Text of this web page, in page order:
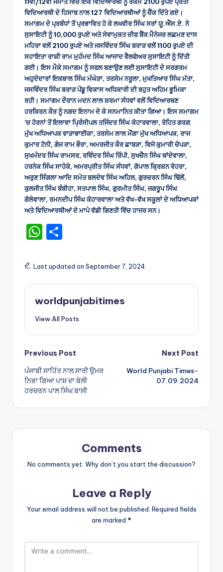
ਵਿਦਿਆਰਥੀ ਦੇ ਹਿਸਾਬ ਨਾਲ 127 ਵਿਦਿਆਰਥੀਆਂ ਨੂੰ ਚੈੱਕ ਦਿੱਤੇ ਗਏ।
ਸਮਾਗਮ ਦੇ ਪ੍ਰਬੰਧਾਂ ਤੋਂ ਪ੍ਰਭਾਵਿਤ ਹੋ ਕੇ ਲਖਵੀਰ ਸਿੰਘ ਸਰਾਂ ਯੂ.ਐੱਸ.ਏ. ਨੇ
ਸੁਸਾਇਟੀ ਨੂੰ 10,000 ਰੁਪਏ ਅਤੇ ਸੇਵਾਮੁਕਤ ਚੀਫ ਬੈਂਕ ਮੈਨੇਜਰ ਲਛਮਣ ਦਾਸ
ਮਹਿਰਾ ਵਲੋਂ 2100 ਰੁਪਏ ਅਤੇ ਜਸਵਿੰਦਰ ਸਿੰਘ ਬਰਾੜ ਵਲੋਂ 1100 ਰੁਪਏ ਦੀ
ਸਹਾਇਤਾ ਰਾਸ਼ੀ ਰਾਮ ਮੁਹੰਮਦ ਸਿੰਘ ਆਜਾਦ ਵੈਲਫੇਅਰ ਸੁਸਾਇਟੀ ਨੂੰ ਦਿੱਤੀ
ਗਈ। ਇਸ ਮੌਕੇ ਸਮਾਗਮ ਨੂੰ ਸਫਲ ਬਣਾਉਣ ਲਈ ਸੁਸਾਇਟੀ ਦੇ ਸਰਗਰਮ
ਅਹੁਦੇਦਾਰਾਂ ਇਕਬਾਲ ਸਿੰਘ ਮੰਘੇੜਾ, ਤਰਸੇਮ ਨਰੂਲਾ, ਮੁਖਤਿਆਰ ਸਿੰਘ ਮੱਤਾ,
ਜਸਵਿੰਦਰ ਸਿੰਘ ਬਰਾੜ ਪੇਂਡੂ ਵਿਕਾਸ ਅਧਿਕਾਰੀ ਦੀ ਬਹੁਤ ਅਹਿਮ ਭੂਮਿਕਾ
ਰਹੀ। ਸਮਾਗਮ ਦੌਰਾਨ ਮਦਨ ਲਾਲ ਸ਼ਰਮਾ ਸੰਧਵਾਂ ਵਲੋਂ ਵਿਦਿਆਰਥਣ
ਹਰਕਿਰਨ ਕੌਰ ਨੂੰ ਨਗਦ ਇਨਾਮ ਦੇ ਕੇ ਸਨਮਾਨਿਤ ਕੀਤਾ ਗਿਆ। ਇਸ ਸਮਾਗਮ
’ਚ ਹੋਰਨਾਂ ਤੋਂ ਇਲਾਵਾ ਪਿ੍ਰੰਸੀਪਲ ਤਜਿੰਦਰ ਸਿੰਘ ਕੋਹਾਰਵਾਲਾ, ਰੋਹਿਤ ਗਰਗ
ਮੁੱਖ ਅਧਿਆਪਕ ਵਾੜਾਭਾਈਕਾ, ਤਰਸੇਮ ਲਾਲ ਮੌਂਗਾ ਮੁੱਖ ਅਧਿਆਪਕ, ਰਾਜ
ਕੁਮਾਰ ਟੋਨੀ, ਗੇਜ ਰਾਮ ਭੌਰਾ, ਅਮਰਜੀਤ ਕੌਰ ਛਾਬੜਾ, ਵਿਜੇ ਕੁਮਾਰੀ ਚੋਪੜਾ,
ਸੁਖਮੰਦਰ ਸਿੰਘ ਰਾਮਸਰ, ਰਵਿੰਦਰ ਸਿੰਘ ਰਿੰਪੀ, ਸੁਖਚੈਨ ਸਿੰਘ ਥਾਂਦੇਵਾਲਾ,
ਹਰਨੇਕ ਸਿੰਘ ਸਾਹੋਕੇ, ਅਮਰਪ੍ਰੀਤ ਸਿੰਘ ਸੰਧਵਾਂ, ਗੋਪਾਲ ਕਿ੍ਰਸ਼ਨ ਵੋਹਰਾ,
ਅਰੁਣ ਸਿੰਗਲਾ ਆਦਿ ਸਮੇਤ ਬਲਦੇਵ ਸਿੰਘ ਅਹਿਲ, ਗੁਰਚਰਨ ਸਿੰਘ ਢਿੱਲੋਂ,
ਕੁਲਜੀਤ ਸਿੰਘ ਬੰਬੀਹਾ, ਸਤਪਾਲ ਸਿੰਘ, ਗੁਰਮੀਤ ਸਿੰਘ, ਜਗਰੂਪ ਸਿੰਘ
ਗੋਲੇਵਾਲਾ, ਰਮਨਦੀਪ ਸਿੰਘ ਕੋਹਾਰਵਾਲਾ ਅਤੇ ਵੱਖ-ਵੱਖ ਸਕੂਲਾਂ ਦੇ ਅਧਿਆਪਕਾਂ
ਅਤੇ ਵਿਦਿਆਰਥੀਆਂ ਦੇ ਮਾਪੇ ਵੱਡੀ ਗਿਣਤੀ ਵਿੱਚ ਹਾਜਰ ਸਨ।
W
a
ts
A
p
ar
e
Last updated on September 7, 2024
worldpunjabitimes
View All Posts
Post
navigation
Previous Post
ਪੰਜਾਬੀ ਸਾਹਿੱਤ ਨਾਲ ਸਾਰੀ ਉਮਰ
ਨਿਭਾ ਗਿਆ ਪਾਸ਼ ਦਾ ਬੇਲੀ
ਹਰਚਰਨ ਪਾਲ ਸਿੰਘ ਬਾਸੀ
Next Post
World Punjabi Times-
07.09.2024
Comments
No comments yet. Why don’t you start the discussion?
Leave a Reply
Your email address will not be published. Required fields
are marked *